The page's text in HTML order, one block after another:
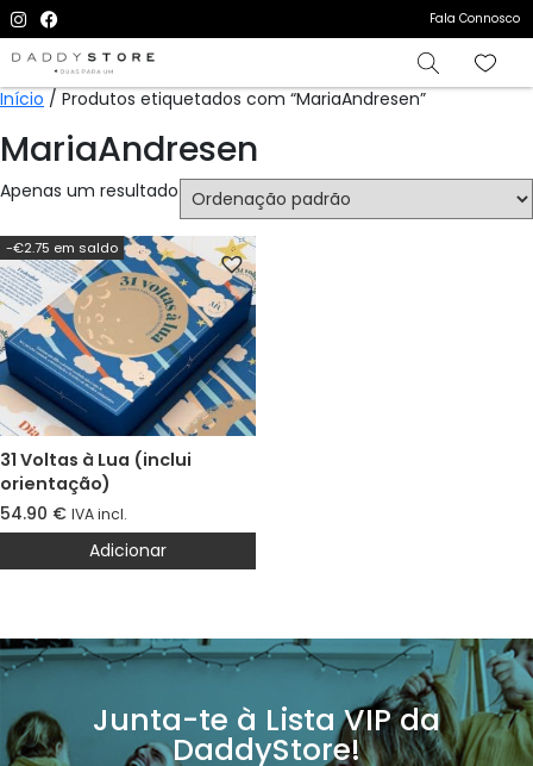
Fala Connosco
Início / Produtos etiquetados com “MariaAndresen”
MariaAndresen
Apenas um resultado
31 Voltas à Lua (inclui
orientação)
54.90 € IVA incl.
-€2.75 em saldo
Adicionar
Junta-te à Lista VIP da
DaddyStore!